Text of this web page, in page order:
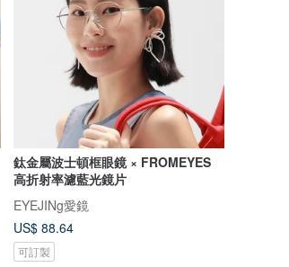
鈦金屬波士頓框眼鏡 × FROMEYES
高折射率濾藍光鏡片
EYEJINg愛鏡
US$ 88.64
可訂製